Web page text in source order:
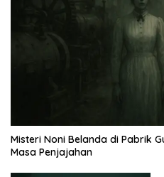
Misteri Noni Belanda di Pabrik
Masa Penjajahan